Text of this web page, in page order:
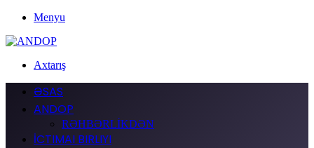
Menyu
Axtarış
ƏSAS
ANDOP
RƏHBƏRLİKDƏN
İCTIMAI BIRLIYI